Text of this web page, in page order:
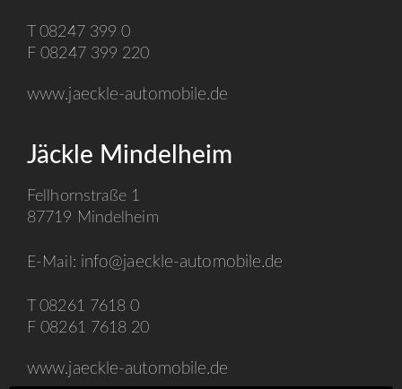
T 08247 399 0
F 08247 399 220
www.jaeckle-automobile.de
Jäckle Mindelheim
Fellhornstraße 1
87719 Mindelheim
E-Mail: info@jaeckle-automobile.de
T 08261 7618 0
F 08261 7618 20
www.jaeckle-automobile.de